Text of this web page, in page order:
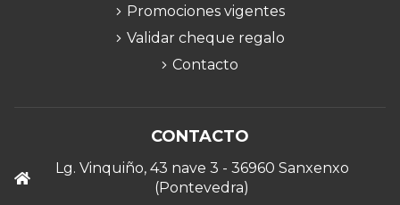
Promociones vigentes
Validar cheque regalo
Contacto
CONTACTO
Lg. Vinquiño, 43 nave 3 - 36960 Sanxenxo
(Pontevedra)